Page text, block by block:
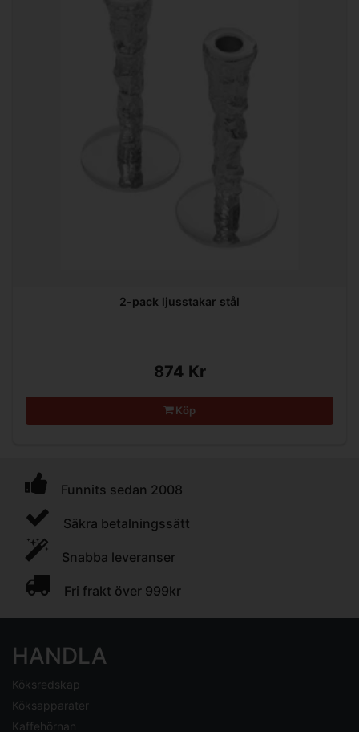
2-pack ljusstakar stål
874 Kr
Köp
Funnits sedan 2008
Säkra betalningssätt
Snabba leveranser
Fri frakt över 999kr
HANDLA
Köksredskap
Köksapparater
Kaffehörnan